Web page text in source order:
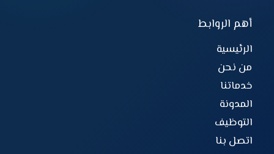
أهم الروابط
الرئيسية
من نحن
خدماتنا
المدونة
التوظيف
اتصل بنا